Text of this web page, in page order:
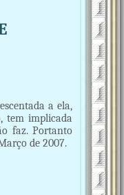
a ela,
tem implicada
faz. Portanto
de 2007.